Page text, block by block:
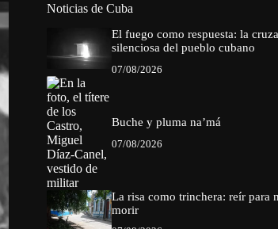
Noticias de Cuba
El fuego como respuesta: la
silenciosa del pueblo cubano
07/08/2026
Buche y pluma na’má
07/08/2026
La risa como trinchera: reír para
morir